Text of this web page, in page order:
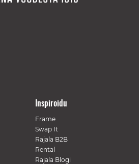
Inspiroidu
Frame
Swap It
Rajala B2B
Rental
Rajala Blogi